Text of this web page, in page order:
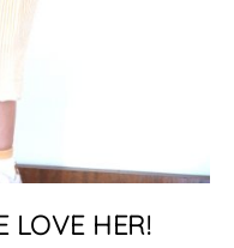
LOVE HER!